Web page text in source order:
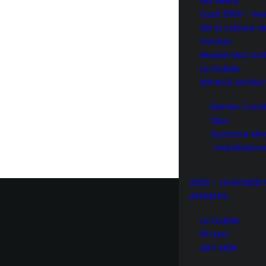
Quai 5160 –
de la culture
Verdun
Musée McCord
La Guilde
ESPACE
Renée
Sipu
Suzanne
:
2020 – HONORER
AFFINITÉS
La Guilde
PFOAC
ART MÛR